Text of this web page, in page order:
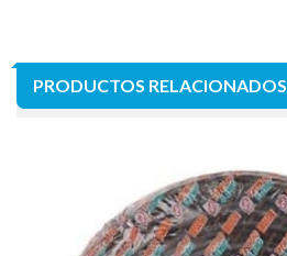
PRODUCTOS RELACIONADOS